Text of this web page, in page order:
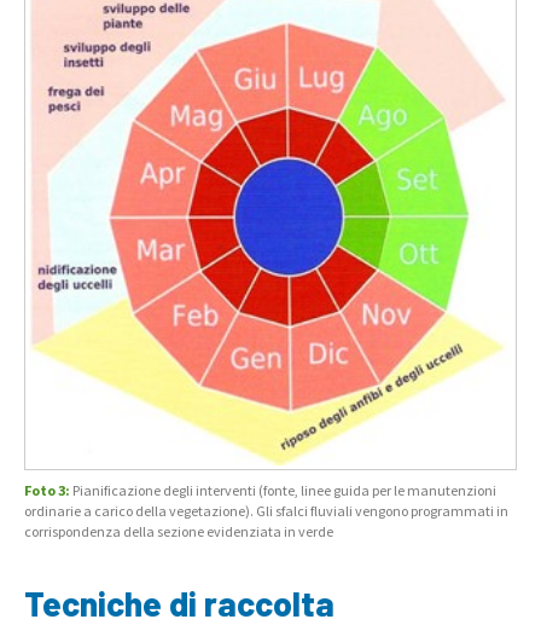
Foto 3: Pianificazione degli interventi (fonte, linee guida per le manutenzioni
ordinarie a carico della vegetazione). Gli sfalci fluviali vengono programmati in
corrispondenza della sezione evidenziata in verde
Tecniche di raccolta